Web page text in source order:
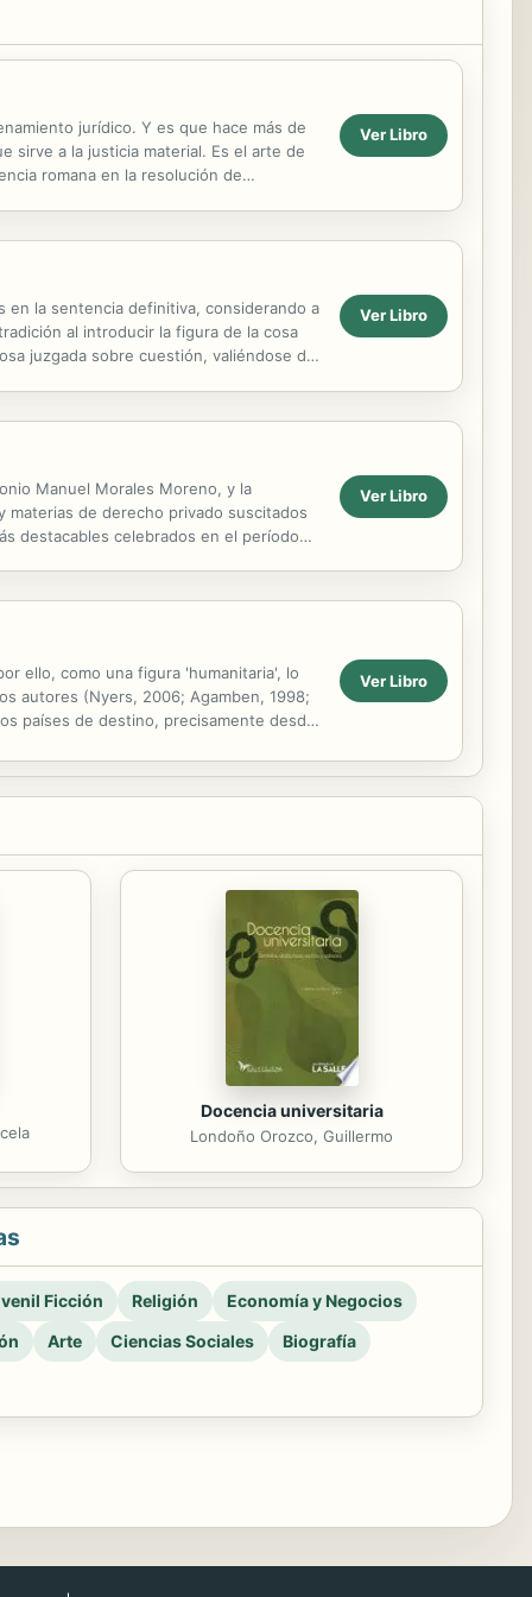
jurídico. Y es que hace más de
sirve a la justicia material. Es el arte de
romana en la resolución de
Ver Libro
en la sentencia definitiva, considerando a
al introducir la figura de la cosa
juzgada sobre cuestión, valiéndose del
Ver Libro
Manuel Morales Moreno, y la
materias de derecho privado suscitados
destacables celebrados en el período
Ver Libro
ello, como una figura 'humanitaria', lo
autores (Nyers, 2006; Agamben, 1998;
países de destino, precisamente desde
Ver Libro
Docencia universitaria
Londoño Orozco, Guillermo
Ficción Religión
Economía y Negocios
Arte Ciencias Sociales Biografía